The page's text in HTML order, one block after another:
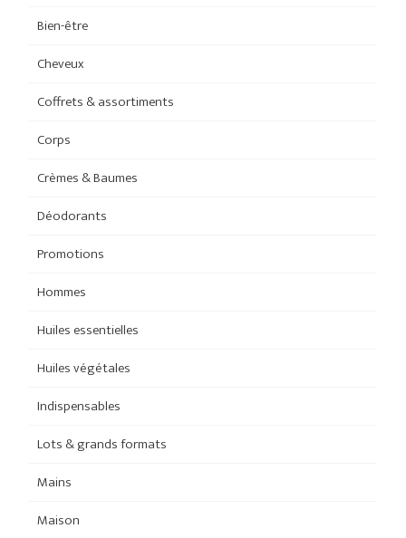
Bien-être
Cheveux
Coffrets & assortiments
Corps
Crèmes & Baumes
Déodorants
Promotions
Hommes
Huiles essentielles
Huiles végétales
Indispensables
Lots & grands formats
Mains
Maison